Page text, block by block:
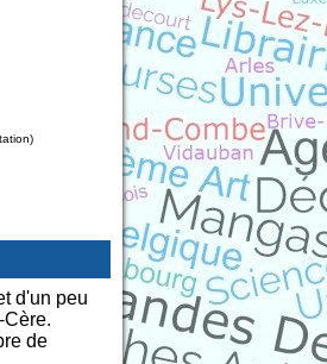
d'un peu
de